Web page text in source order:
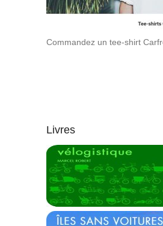
Commandez un tee-shirt
Livres